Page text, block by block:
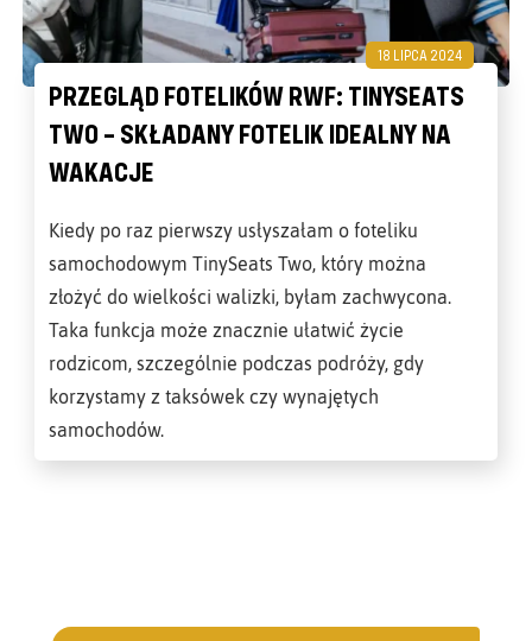
18 LIPCA 2024
PRZEGLĄD FOTELIKÓW RWF: TINYSEATS
TWO – SKŁADANY FOTELIK IDEALNY NA
WAKACJE
Kiedy po raz pierwszy usłyszałam o foteliku
samochodowym TinySeats Two, który można
złożyć do wielkości walizki, byłam zachwycona.
Taka funkcja może znacznie ułatwić życie
rodzicom, szczególnie podczas podróży, gdy
korzystamy z taksówek czy wynajętych
samochodów.